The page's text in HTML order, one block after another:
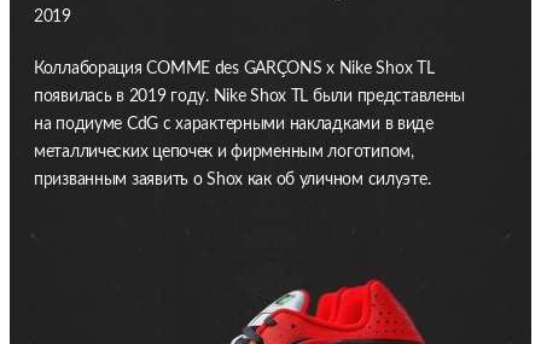
2019
Коллаборация COMME des GARÇONS x Nike Shox TL
появилась в 2019 году. Nike Shox TL были представлены
на подиуме CdG с характерными накладками в виде
металлических цепочек и фирменным логотипом,
призванным заявить о Shox как об уличном силуэте.